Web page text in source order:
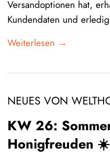
Versandoptionen hat,
Kundendaten und
Weiterlesen →
NEUES VON
KW 26:
Honigfreuden